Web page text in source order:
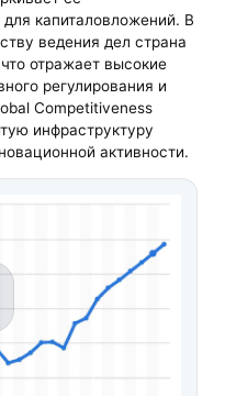
для капиталовложений. В
ведения дел страна
отражает высокие
регулирования и
Competitiveness
инфраструктуру
активности.